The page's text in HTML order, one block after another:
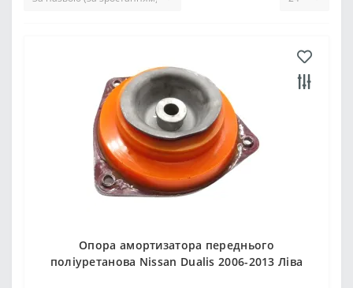
Опора амортизатора переднього
поліуретанова Nissan Dualis 2006-2013 Ліва